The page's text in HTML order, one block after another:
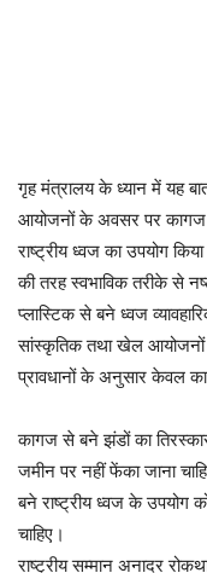
गृह मंत्रालय के ध्यान में यह
आयोजनों के अवसर पर कागज
राष्ट्रीय ध्वज का उपयोग
की तरह स्वभाविक तरीके से
प्लास्टिक से बने ध्वज
सांस्कृतिक तथा खेल
प्रावधानों के अनुसार केवल
कागज से बने झंडों का
जमीन पर नहीं फेंका जाना
बने राष्ट्रीय ध्वज के उपयोग
चाहिए।
राष्ट्रीय सम्मान अनादर